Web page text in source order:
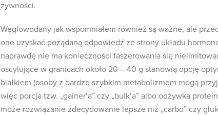
żywności.
Węglowodany jak wspomniałem również są ważne, ale
one uzyskać pożądaną odpowiedź ze strony układu
naprawdę nie ma konieczności faszerowania się
oscylujące w granicach około 20 – 40 g stanowią opcję
białkiem (osoby z bardzo szybkim metabolizmem mogą
więc porcja tzw. „gainer’a” czy „bulk’a” albo odżywka
może rozwiązanie zdecydowanie lepsze niż „carbo” czy